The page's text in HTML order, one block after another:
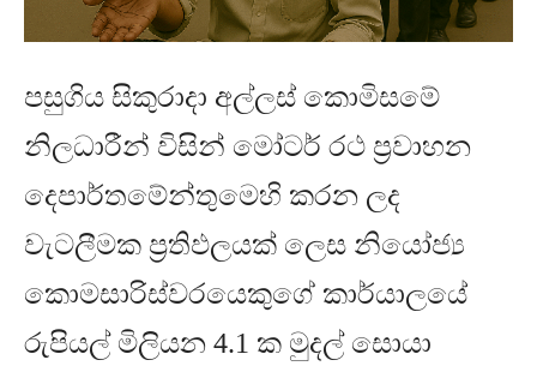
පසුගිය සිකුරාදා අල්ලස් කොමිසමේ
නිලධාරීන් විසින් මෝටර් රථ ප්‍රවාහන
දෙපාර්තමේන්තුමෙහි කරන ලද
වැටලීමක ප්‍රතිඵලයක් ලෙස නියෝජ්‍ය
කොමසාරිස්වරයෙකුගේ කාර්යාලයේ
රුපියල් මිලියන 4.1 ක මුදල් සොයා